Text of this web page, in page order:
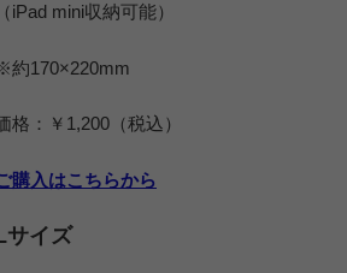
（iPad mini収納可能）
約170×220mm
格：￥1,200（税込）
購入はこちらから
サイズ